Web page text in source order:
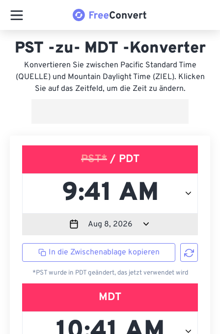
PST -zu- MDT -Konverter
Konvertieren Sie zwischen Pacific Standard Time
(QUELLE) und Mountain Daylight Time (ZIEL). Klicken
Sie auf das Zeitfeld, um die Zeit zu ändern.
PST*/ PDT
In die Zwischenablage kopieren
*PST wurde in PDT geändert, das jetzt verwendet wird
MDT